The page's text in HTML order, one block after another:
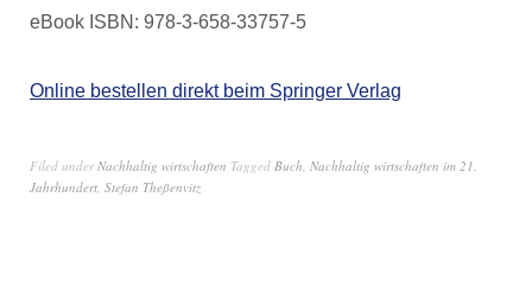
eBook ISBN: 978-3-658-33757-5
Online bestellen direkt beim Springer Verlag
Filed underNachhaltig wirtschaften Tagged Buch, Nachhaltig wirtschaften im 21.
Jahrhundert, Stefan Theßenvitz